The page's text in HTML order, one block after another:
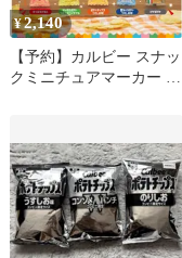
¥2,140
【予約】カルビー スナッ
クミニチュアマーカー め